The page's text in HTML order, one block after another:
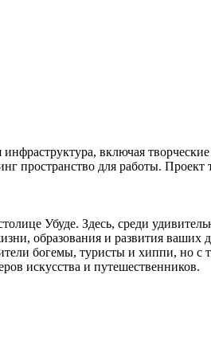
включая
пространство для работы. Проект
Убуде. Здесь, среди
образования и развития ваших
богемы, туристы и хиппи, но с
искусства и путешественников.